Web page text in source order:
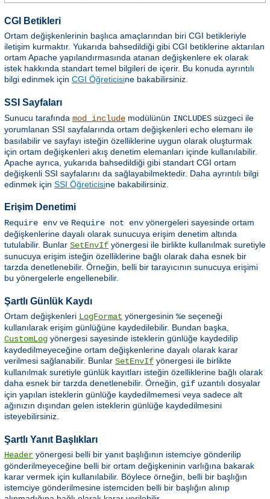
CGI Betikleri
Ortam değişkenlerinin başlıca amaçlarından biri CGI betikleriyle
iletişim kurmaktır. Yukarıda bahsedildiği gibi CGI betiklerine aktarılan
ortam Apache yapılandırmasında atanan değişkenlere ek olarak
istek hakkında standart temel bilgileri de içerir. Bu konuda ayrıntılı
bilgi edinmek için CGI Öğreticisine bakabilirsiniz.
SSI Sayfaları
Sunucu tarafında mod_include modülünün INCLUDES süzgeci ile
yorumlanan SSI sayfalarında ortam değişkenleri echo elemanı ile
basılabilir ve sayfayı isteğin özelliklerine uygun olarak oluşturmak
için ortam değişkenleri akış denetim elemanları içinde kullanılabilir.
Apache ayrıca, yukarıda bahsedildiği gibi standart CGI ortam
değişkenli SSI sayfalarını da sağlayabilmektedir. Daha ayrıntılı bilgi
edinmek için SSI Öğreticisine bakabilirsiniz.
Erişim Denetimi
Require env ve Require not env yönergeleri sayesinde ortam
değişkenlerine dayalı olarak sunucuya erişim denetim altında
tutulabilir. Bunlar SetEnvIf yönergesi ile birlikte kullanılmak suretiyle
sunucuya erişim isteğin özelliklerine bağlı olarak daha esnek bir
tarzda denetlenebilir. Örneğin, belli bir tarayıcının sunucuya erişimi
bu yönergelerle engellenebilir.
Şartlı Günlük Kaydı
Ortam değişkenleri LogFormat yönergesinin %e seçeneği
kullanılarak erişim günlüğüne kaydedilebilir. Bundan başka,
CustomLog yönergesi sayesinde isteklerin günlüğe kaydedilip
kaydedilmeyeceğine ortam değişkenlerine dayalı olarak karar
verilmesi sağlanabilir. Bunlar SetEnvIf yönergesi ile birlikte
kullanılmak suretiyle günlük kayıtları isteğin özelliklerine bağlı olarak
daha esnek bir tarzda denetlenebilir. Örneğin, gif uzantılı dosyalar
için yapılan isteklerin günlüğe kaydedilmemesi veya sadece alt
ağınızın dışından gelen isteklerin günlüğe kaydedilmesini
isteyebilirsiniz.
Şartlı Yanıt Başlıkları
Header yönergesi belli bir yanıt başlığının istemciye gönderilip
gönderilmeyeceğine belli bir ortam değişkeninin varlığına bakarak
karar vermek için kullanılabilir. Böylece örneğin, belli bir başlığın
istemciye gönderilmesine istemciden belli bir başlığın alınıp